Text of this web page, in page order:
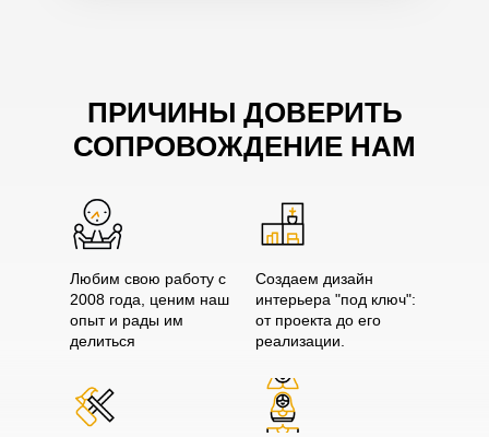
ПРИЧИНЫ ДОВЕРИТЬ
СОПРОВОЖДЕНИЕ НАМ
Любим свою работу с
2008 года, ценим наш
опыт и рады им
делиться
Создаем дизайн
интерьера "под ключ":
от проекта до его
реализации.